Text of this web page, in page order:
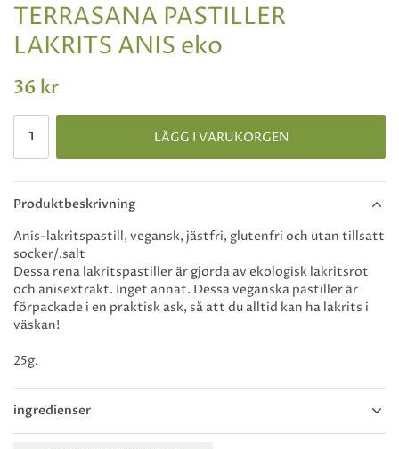
TERRASANA PASTILLER
LAKRITS ANIS eko
36 kr
LÄGG I VARUKORGEN
Produktbeskrivning
ingredienser
Anis-lakritspastill, vegansk, jästfri, glutenfri och utan tillsatt
socker/.salt
Dessa rena lakritspastiller är gjorda av ekologisk lakritsrot
och anisextrakt. Inget annat. Dessa veganska pastiller är
förpackade i en praktisk ask, så att du alltid kan ha lakrits i
väskan!
25g.